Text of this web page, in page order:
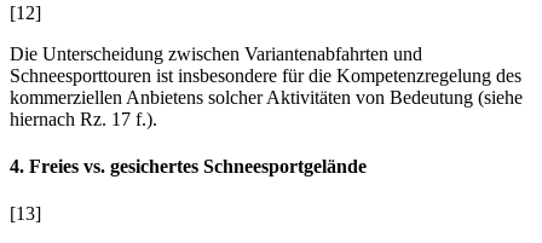
[12]
Die Unterscheidung zwischen Variantenabfahrten und
Schneesporttouren ist insbesondere für die Kompetenzregelung des
kommerziellen Anbietens solcher Aktivitäten von Bedeutung (siehe
hiernach Rz. 17 f.).
4. Freies vs. gesichertes Schneesportgelände
[13]